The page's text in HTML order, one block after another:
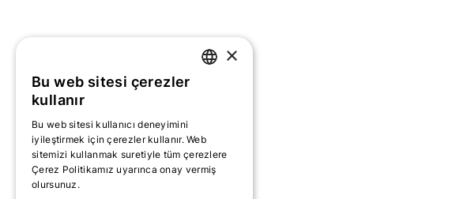
×
Bu web sitesi çerezler
kullanır
Bu web sitesi kullanıcı deneyimini
iyileştirmek için çerezler kullanır. Web
sitemizi kullanmak suretiyle tüm çerezlere
Çerez Politikamız uyarınca onay vermiş
olursunuz.